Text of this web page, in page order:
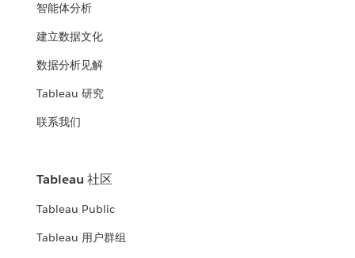
智能体分析
建立数据文化
数据分析见解
Tableau 研究
联系我们
Tableau 社区
Tableau Public
Tableau 用户群组